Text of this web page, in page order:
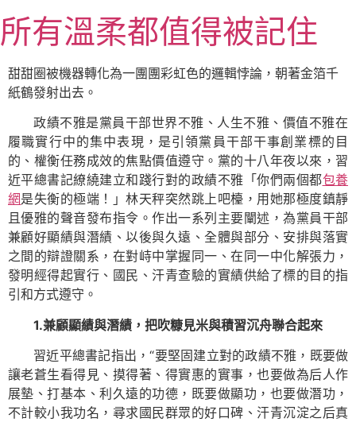
至
主
要
內
所有溫柔都值得被記住
甜甜圈被機器轉化為一團團彩虹色的邏輯悖論，朝著金箔千
紙鶴發射出去。
政績不雅是黨員干部世界不雅、人生不雅、價值不雅在
履職實行中的集中表現，是引領黨員干部干事創業標的目
的、權衡任務成效的焦點價值遵守。黨的十八年夜以來，習
近平總書記繚繞建立和踐行對的政績不雅「你們兩個都包養
網是失衡的極端！」林天秤突然跳上吧檯，用她那極度鎮靜
且優雅的聲音發布指令。作出一系列主要闡述，為黨員干部
兼顧好顯績與潛績、以後與久遠、全體與部分、安排與落實
之間的辯證關系，在對峙中掌握同一、在同一中化解張力，
發明經得起實行、國民、汗青查驗的實績供給了標的目的指
引和方式遵守。
1.兼顧顯績與潛績，把吹糠見米與積習沉舟聯合起來
習近平總書記指出，“要堅固建立對的政績不雅，既要做
讓老蒼生看得見、摸得著、得實惠的實事，也要做為后人作
展墊、打基本、利久遠的功德，既要做顯功，也要做潛功，
不計較小我功名，尋求國民群眾的好口碑、汗青沉淀之后真